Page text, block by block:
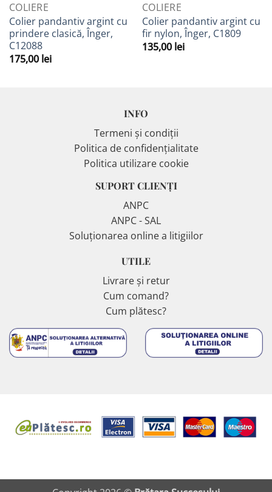
COLIERE
Colier pandantiv argint cu
prindere clasică, Înger,
C12088
175,00 lei
COLIERE
Colier pandantiv argint cu
fir nylon, Înger, C1809
135,00 lei
INFO
Termeni și condiții
Politica de confidențialitate
Politica utilizare cookie
SUPORT CLIENȚI
ANPC
ANPC - SAL
Soluționarea online a litigiilor
UTILE
Livrare și retur
Cum comand?
Cum plătesc?